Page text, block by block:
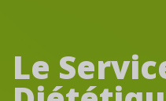
Le